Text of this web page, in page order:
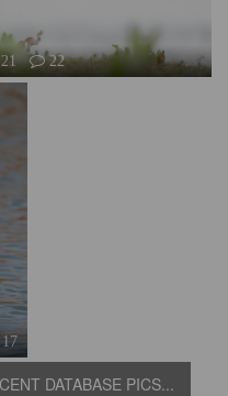
21 22
DATABASE PICS...